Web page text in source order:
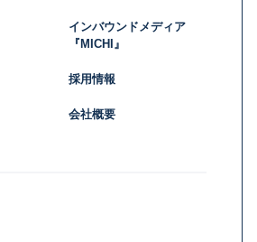
インバウンドメディア
『MICHI』
採用情報
会社概要